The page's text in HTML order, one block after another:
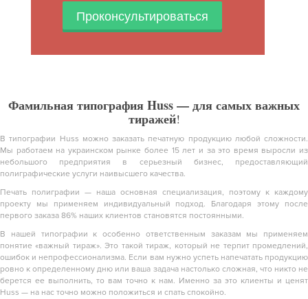
Проконсультироваться
Фамильная типография Huss — для самых важных
тиражей!
В типографии Huss можно заказать печатную продукцию любой сложности.
Мы работаем на украинском рынке более 15 лет и за это время выросли из
небольшого предприятия в серьезный бизнес, предоставляющий
полиграфические услуги наивысшего качества.
Печать полиграфии — наша основная специализация, поэтому к каждому
проекту мы применяем индивидуальный подход. Благодаря этому после
первого заказа 86% наших клиентов становятся постоянными.
В нашей типографии к особенно ответственным заказам мы применяем
понятие «важный тираж». Это такой тираж, который не терпит промедлений,
ошибок и непрофессионализма. Если вам нужно успеть напечатать продукцию
ровно к определенному дню или ваша задача настолько сложная, что никто не
берется ее выполнить, то вам точно к нам. Именно за это клиенты и ценят
Huss — на нас точно можно положиться и спать спокойно.